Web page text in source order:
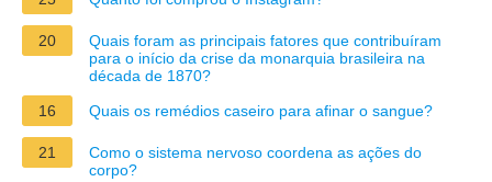
20
Quais foram as principais fatores que contribuíram
para o início da crise da monarquia brasileira na
década de 1870?
16
Quais os remédios caseiro para afinar o sangue?
21
Como o sistema nervoso coordena as ações do
corpo?